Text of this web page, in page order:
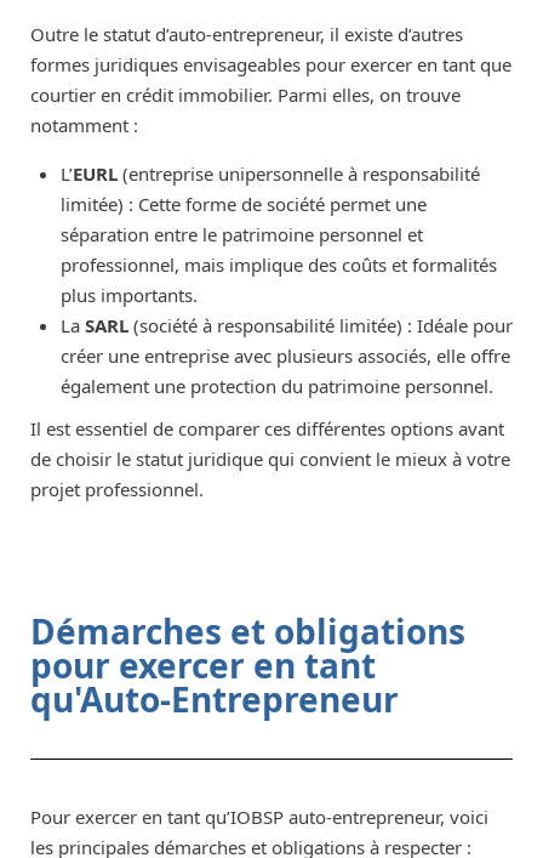
Outre le statut d’auto-entrepreneur, il existe d’autres
formes juridiques envisageables pour exercer en tant que
courtier en crédit immobilier. Parmi elles, on trouve
notamment :
L’EURL (entreprise unipersonnelle à responsabilité
limitée) : Cette forme de société permet une
séparation entre le patrimoine personnel et
professionnel, mais implique des coûts et formalités
plus importants.
La SARL (société à responsabilité limitée) : Idéale pour
créer une entreprise avec plusieurs associés, elle offre
également une protection du patrimoine personnel.
Il est essentiel de comparer ces différentes options avant
de choisir le statut juridique qui convient le mieux à votre
projet professionnel.
Démarches et obligations
pour exercer en tant
qu'Auto-Entrepreneur
Pour exercer en tant qu’IOBSP auto-entrepreneur, voici
les principales démarches et obligations à respecter :